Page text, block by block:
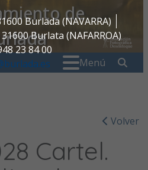
Burlada (NAVARRA)
Burlata (NAFARROA)
23 84 00
de
Menú
Volver
Cartel.